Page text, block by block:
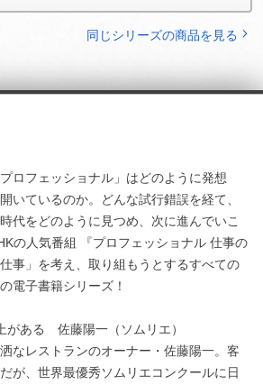
同じシリーズの商品を見る
ロフェッショナル」はどのように発想
いているのか。どんな試行錯誤を経て、
代をどのように見つめ、次に進んでいこ
の人気番組 『プロフェッショナル 仕事の
事」を考え、取り組もうとするすべての
電子書籍シリーズ！
がある 佐藤陽一（ソムリエ）
なレストランのオーナー・佐藤陽一。客
が、世界最優秀ソムリエコンクールに日